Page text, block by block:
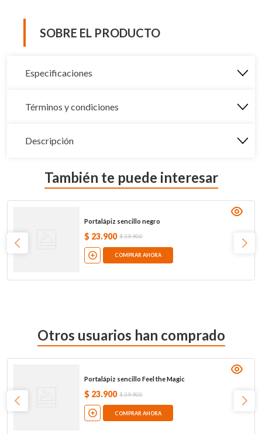
SOBRE EL PRODUCTO
Especificaciones
Términos y condiciones
Descripción
También te puede interesar
Portalápiz sencillo negro
$ 23.900 $39.900
COMPRAR AHORA
Otros usuarios han comprado
Portalápiz sencillo Feel the Magic
$ 23.900 $39.900
COMPRAR AHORA